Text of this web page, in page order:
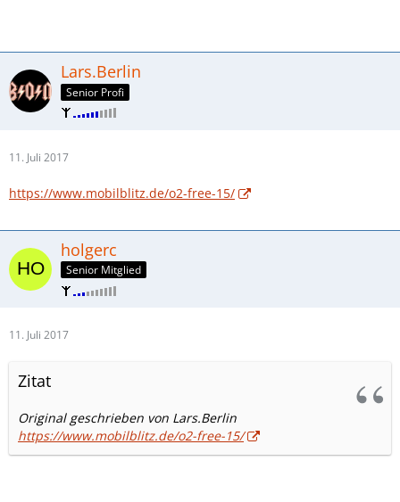
Lars.Berlin
Senior Profi
11. Juli 2017
https://www.mobilblitz.de/o2-free-15/
holgerc
Senior Mitglied
11. Juli 2017
Zitat
Original geschrieben von Lars.Berlin
https://www.mobilblitz.de/o2-free-15/